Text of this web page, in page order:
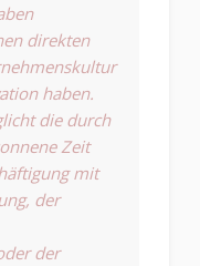
direkten
haben.
die durch
Zeit
mit
der
der